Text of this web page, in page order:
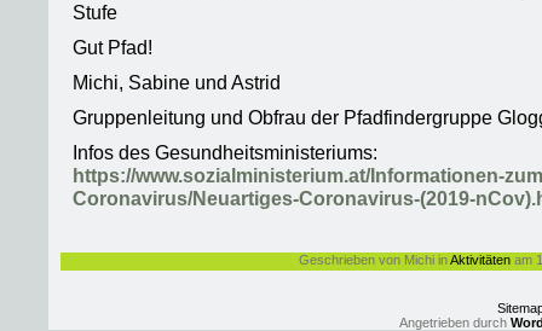
Stufe
Gut Pfad!
Michi, Sabine und Astrid
Gruppenleitung und Obfrau der Pfadfindergruppe
Infos des Gesundheitsministeriums:
https://www.sozialministerium.at/Informationen-
Coronavirus/Neuartiges-Coronavirus-(2019-
Geschrieben von Michi inAktivitäten am
Angetrieben durch